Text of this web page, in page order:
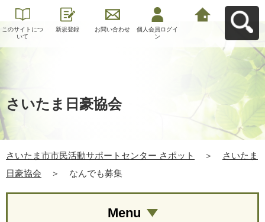
このサイトにつ
いて
新規登録 お問い合わせ
個人会員ログイ
ン
さいたま日豪協会
さいたま市市民活動サポートセンター さポット ＞
さいたま
日豪協会
＞ なんでも募集
Menu